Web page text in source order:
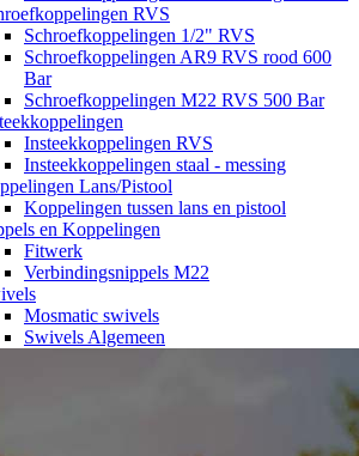
RVS
Schroefkoppelingen 1/2" RVS
Schroefkoppelingen AR9 RVS rood 600
Bar
Schroefkoppelingen M22 RVS 500 Bar
Insteekkoppelingen RVS
Insteekkoppelingen staal - messing
Lans/Pistool
Koppelingen tussen lans en pistool
en Koppelingen
Fitwerk
Verbindingsnippels M22
Mosmatic swivels
Swivels Algemeen